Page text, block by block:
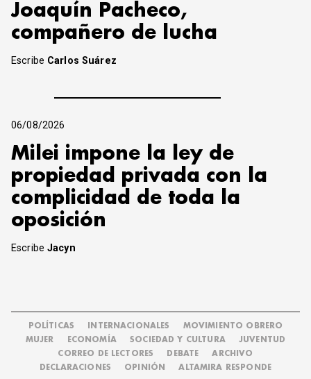
Joaquín Pacheco,
compañero de lucha
Escribe Carlos Suárez
06/08/2026
Milei impone la ley de
propiedad privada con la
complicidad de toda la
oposición
EscribeJacyn
POLÍTICAS INTERNACIONALES
MOVIMIENTO OBRERO
MUJER
ECONOMÍA SOCIEDAD Y CULTURA
JUVENTUD
CORREO DE LECTORES
DEBATE
ARCHIVO
DECLARACIONES
OPINIÓN ALTAMIRA RESPONDE